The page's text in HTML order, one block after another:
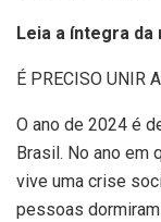
Leia a íntegra
É PRECISO UNIR
O ano de 2024 é
Brasil. No ano em
vive uma crise
pessoas